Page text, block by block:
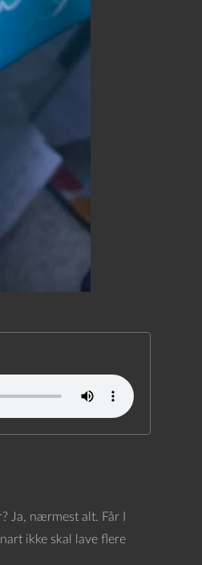
Ja, nærmest alt. Får I
ikke skal lave flere